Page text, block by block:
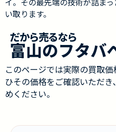
い取ります。
だから売るなら
富山のフタバ
このページでは実際の買取
ひその価格をご確認いただき
めください。